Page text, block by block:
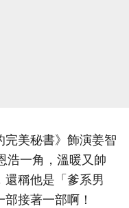
完美秘書》飾演姜智
浩一角，溫暖又帥
稱他是「爹系男
接著一部啊！